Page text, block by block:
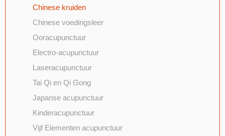
Chinese kruiden
Chinese voedingsleer
Ooracupunctuur
Electro-acupunctuur
Laseracupunctuur
Tai Qi en Qi Gong
Japanse acupunctuur
Kinderacupunctuur
Vijf Elementen acupunctuur